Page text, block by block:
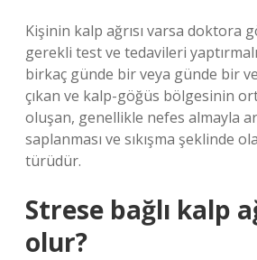
Kişinin kalp ağrısı varsa doktora
gerekli test ve tedavileri
birkaç günde bir veya günde bir
çıkan ve kalp-göğüs bölgesinin
oluşan, genellikle nefes almayla
saplanması ve sıkışma şeklinde
türüdür.
Strese bağlı kalp
olur?